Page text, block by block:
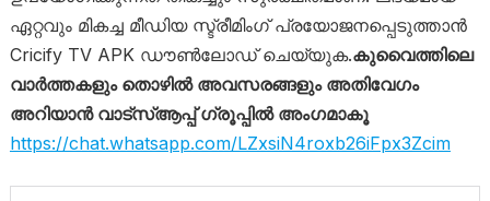
ഏറ്റവും മികച്ച മീഡിയ സ്ട്രീമിംഗ് പ്രയോജനപ്പെടുത്താൻ
Cricify TV APK ഡൗൺലോഡ് ചെയ്യുക.കുവൈത്തിലെ
വാർത്തകളും തൊഴിൽ അവസരങ്ങളും അതിവേഗം
അറിയാൻ വാട്സ്ആപ്പ് ഗ്രൂപ്പിൽ അംഗമാകൂ
https://chat.whatsapp.com/LZxsiN4roxb26iFpx3Zcim